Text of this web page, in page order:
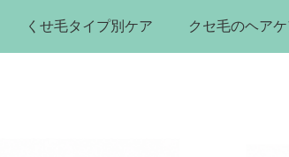
くせ毛タイプ別ケア クセ毛のヘア